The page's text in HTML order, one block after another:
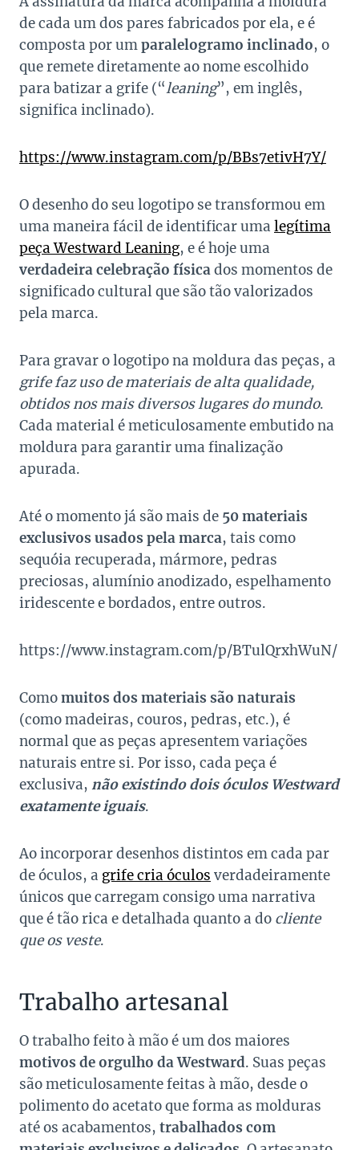
de cada um dos pares fabricados por ela, e é
composta por umparalelogramo inclinado, o
que remete diretamente ao nome escolhido
para batizar a grife (“leaning”, em inglês,
significa inclinado).
https://www.instagram.com/p/BBs7etivH7Y/
O desenho do seu logotipo se transformou em
uma maneira fácil de identificar uma legítima
peça Westward Leaning, e é hoje uma
verdadeira celebração físicados momentos de
significado cultural que são tão valorizados
pela marca.
Para gravar o logotipo na moldura das peças, a
grife faz uso de materiais de alta qualidade,
obtidos nos mais diversos lugares do mundo.
Cada material é meticulosamente embutido na
moldura para garantir uma finalização
apurada.
Até o momento já são mais de 50 materiais
exclusivos usados pela marca, tais como
sequóia recuperada, mármore, pedras
preciosas, alumínio anodizado, espelhamento
iridescente e bordados, entre outros.
https://www.instagram.com/p/BTulQrxhWuN/
Comomuitos dos materiais são naturais
(como madeiras, couros, pedras, etc.), é
normal que as peças apresentem variações
naturais entre si. Por isso, cada peça é
exclusiva, não existindo dois óculos Westward
exatamente iguais.
Ao incorporar desenhos distintos em cada par
de óculos, a grife cria óculos verdadeiramente
únicos que carregam consigo uma narrativa
que é tão rica e detalhada quanto a do cliente
que os veste.
Trabalho artesanal
O trabalho feito à mão é um dos maiores
motivos de orgulho da Westward. Suas peças
são meticulosamente feitas à mão, desde o
polimento do acetato que forma as molduras
até os acabamentos, trabalhados com